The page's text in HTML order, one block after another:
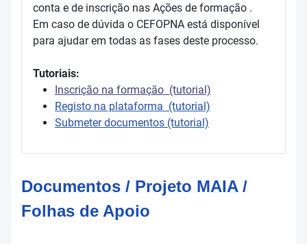
conta e de inscrição nas Ações de formação .
Em caso de dúvida o CEFOPNA está disponível
para ajudar em todas as fases deste processo.
Tutoriais:
Inscrição na formação (tutorial)
Registo na plataforma (tutorial)
Submeter documentos (tutorial)
Documentos / Projeto MAIA /
Folhas de Apoio